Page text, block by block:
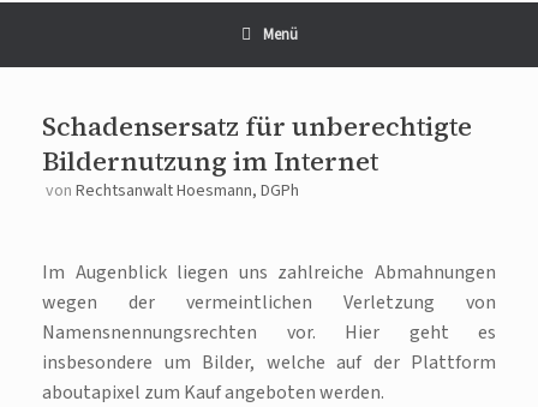
Menü
Schadensersatz für unberechtigte
Bildernutzung im Internet
von Rechtsanwalt Hoesmann, DGPh
Im Augenblick liegen uns zahlreiche Abmahnungen
wegen der vermeintlichen Verletzung von
Namensnennungsrechten vor. Hier geht es
insbesondere um Bilder, welche auf der Plattform
aboutapixel zum Kauf angeboten werden.